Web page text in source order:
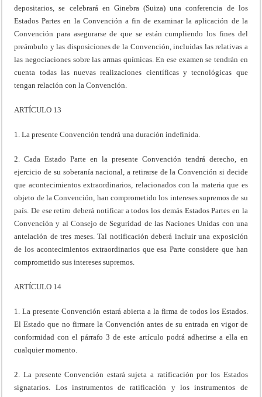
depositarios, se celebrará en Ginebra (Suiza) una conferencia de los
Estados Partes en la Convención a fin de examinar la aplicación de la
Convención para asegurarse de que se están cumpliendo los fines del
preámbulo y las disposiciones de la Convención, incluidas las relativas a
las negociaciones sobre las armas químicas. En ese examen se tendrán en
cuenta todas las nuevas realizaciones científicas y tecnológicas que
tengan relación con la Convención.
ARTÍCULO 13
1. La presente Convención tendrá una duración indefinida.
2. Cada Estado Parte en la presente Convención tendrá derecho, en
ejercicio de su soberanía nacional, a retirarse de la Convención si decide
que acontecimientos extraordinarios, relacionados con la materia que es
objeto de la Convención, han comprometido los intereses supremos de su
país. De ese retiro deberá notificar a todos los demás Estados Partes en la
Convención y al Consejo de Seguridad de las Naciones Unidas con una
antelación de tres meses. Tal notificación deberá incluir una exposición
de los acontecimientos extraordinarios que esa Parte considere que han
comprometido sus intereses supremos.
ARTÍCULO 14
1. La presente Convención estará abierta a la firma de todos los Estados.
El Estado que no firmare la Convención antes de su entrada en vigor de
conformidad con el párrafo 3 de este artículo podrá adherirse a ella en
cualquier momento.
2. La presente Convención estará sujeta a ratificación por los Estados
signatarios. Los instrumentos de ratificación y los instrumentos de